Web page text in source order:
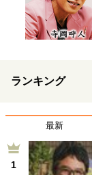
ランキング
最新
1